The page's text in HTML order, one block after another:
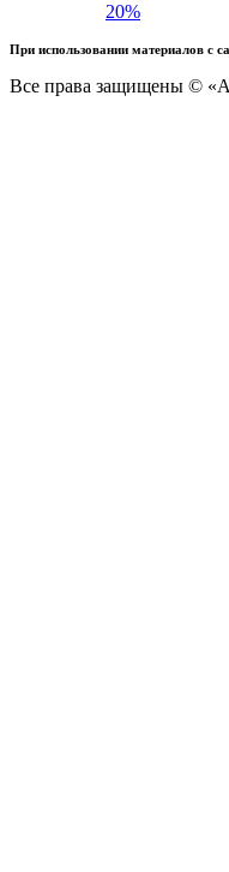
20%
При использовании материалов с
Все права защищены ©